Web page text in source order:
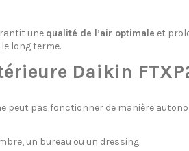
une qualité de l’air optimale et
long terme.
Daikin
peut pas fonctionner de manière
un bureau ou un dressing.